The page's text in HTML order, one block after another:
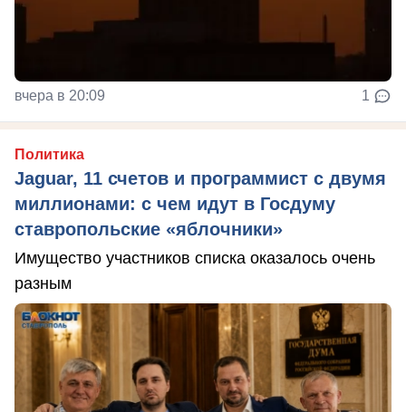
вчера в 20:09 1
Политика
Jaguar, 11 счетов и программист с двумя
миллионами: с чем идут в Госдуму
ставропольские «яблочники»
Имущество участников списка оказалось очень
разным